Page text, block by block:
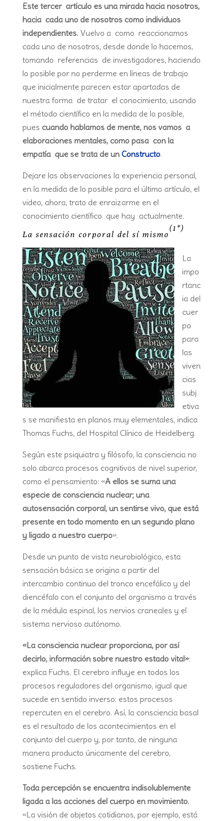
Este tercer artículo es una mirada hacia nosotros,
hacia cada uno de nosotros como individuos
independientes.Vuelvo a como reaccionamos
cada uno de nosotros, desde donde lo hacemos,
tomando referencias de investigadores, haciendo
lo posible por no perderme en líneas de trabajo
que inicialmente parecen estar apartadas de
nuestra forma de tratar el conocimiento, usando
el método científico en la medida de lo posible,
pues cuando hablamos de mente, nos vamos a
elaboraciones mentales, como pasa con la
empatía que se trata de unConstructo.
Dejare las observaciones la experiencia personal,
en la medida de lo posible para el último artículo, el
video, ahora, trato de enraizarme en el
conocimiento científico que hay actualmente.
La sensación corporal del sí mismo
(1*)
La
impo
rtanc
ia del
cuer
po
para
las
viven
cias
subj
etiva
s se manifiesta en planos muy elementales, indica
Thomas Fuchs, del Hospital Clínico de Heidelberg.
Según este psiquiatra y filósofo, la consciencia no
solo abarca procesos cognitivos de nivel superior,
como el pensamiento: «A ellos se suma una
especie de consciencia nuclear; una
autosensación corporal, un sentirse vivo, que está
presente en todo momento en un segundo plano
y ligado a nuestro cuerpo».
Desde un punto de vista neurobiológico, esta
sensación básica se origina a partir del
intercambio continuo del tronco encefálico y del
diencéfalo con el conjunto del organismo a través
de la médula espinal, los nervios craneales y el
sistema nervioso autónomo.
«La consciencia nuclear proporciona, por así
decirlo, información sobre nuestro estado vital»:
explica Fuchs. El cerebro influye en todos los
procesos reguladores del organismo, igual que
sucede en sentido inverso: estos procesos
repercuten en el cerebro. Así, la consciencia basal
es el resultado de los acontecimientos en el
conjunto del cuerpo y, por tanto, de ninguna
manera producto únicamente del cerebro,
sostiene Fuchs.
Toda percepción se encuentra indisolublemente
ligada a las acciones del cuerpo en movimiento.
«La visión de objetos cotidianos, por ejemplo, está